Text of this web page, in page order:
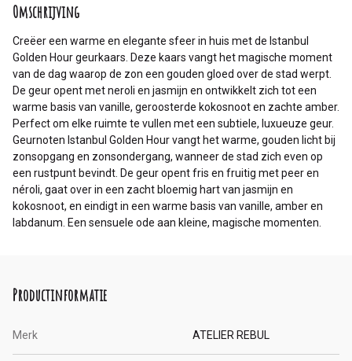
Omschrijving
Creëer een warme en elegante sfeer in huis met de Istanbul
Golden Hour geurkaars. Deze kaars vangt het magische moment
van de dag waarop de zon een gouden gloed over de stad werpt.
De geur opent met neroli en jasmijn en ontwikkelt zich tot een
warme basis van vanille, geroosterde kokosnoot en zachte amber.
Perfect om elke ruimte te vullen met een subtiele, luxueuze geur.
Geurnoten Istanbul Golden Hour vangt het warme, gouden licht bij
zonsopgang en zonsondergang, wanneer de stad zich even op
een rustpunt bevindt. De geur opent fris en fruitig met peer en
néroli, gaat over in een zacht bloemig hart van jasmijn en
kokosnoot, en eindigt in een warme basis van vanille, amber en
labdanum. Een sensuele ode aan kleine, magische momenten.
Productinformatie
Merk ATELIER REBUL